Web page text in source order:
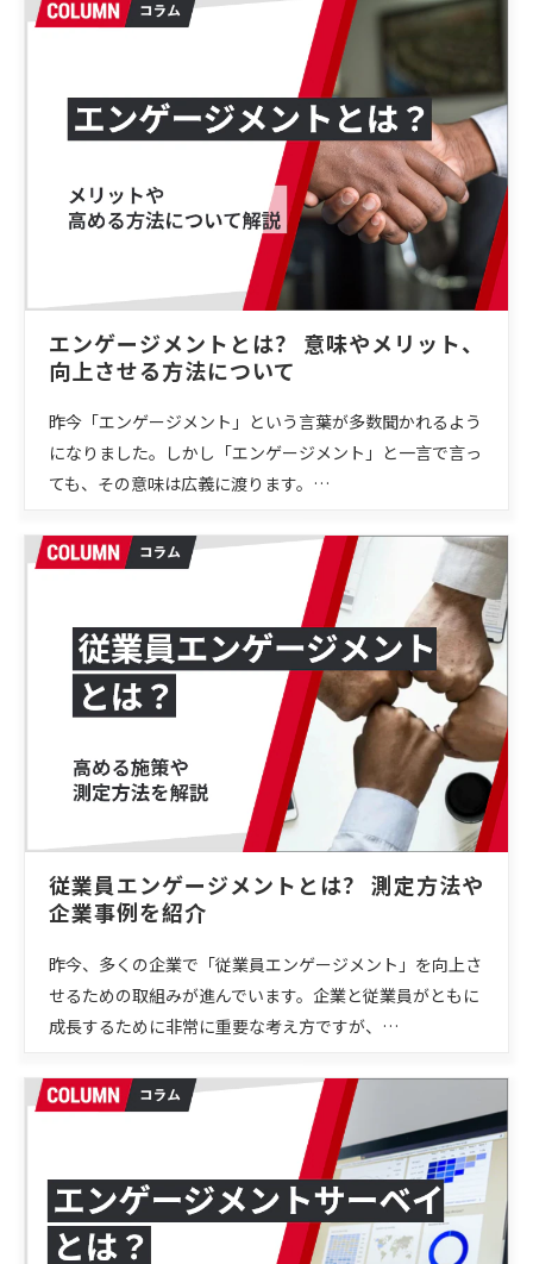
エンゲージメントとは？ 意味やメリット、
向上させる方法について
昨今「エンゲージメント」という言葉が多数聞かれるよう
になりました。しかし「エンゲージメント」と一言で言っ
ても、その意味は広義に渡ります。…
従業員エンゲージメントとは？ 測定方法や
企業事例を紹介
昨今、多くの企業で「従業員エンゲージメント」を向上さ
せるための取組みが進んでいます。企業と従業員がともに
成長するために非常に重要な考え方ですが、…